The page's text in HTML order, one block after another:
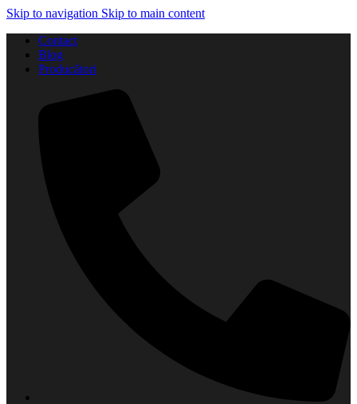
Skip to navigation Skip to main content
Contact
Blog
Producători